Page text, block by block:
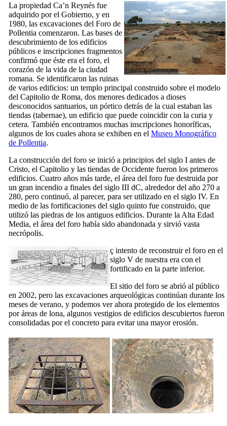
La propiedad Ca’n Reynés fue
adquirido por el Gobierno, y en
1980, las excavaciones del Foro de
Pollentia comenzaron. Las bases de
descubrimiento de los edificios
públicos e inscripciones fragmentos
confirmó que éste era el foro, el
corazón de la vida de la ciudad
romana. Se identificaron las ruinas
de varios edificios: un templo principal construido sobre el modelo
del Capitolio de Roma, dos menores dedicados a dioses
desconocidos santuarios, un pórtico detrás de la cual estaban las
tiendas (tabernae), un edificio que puede coincidir con la curia y
cetera. También encontramos muchas inscripciones honoríficas,
algunos de los cuales ahora se exhiben en el Museo Monográfico
de Pollentia.
La construcción del foro se inició a principios del siglo I antes de
Cristo, el Capitolio y las tiendas de Occidente fueron los primeros
edificios. Cuatro años más tarde, el área del foro fue destruida por
un gran incendio a finales del siglo III dC, alrededor del año 270 a
280, pero continuó, al parecer, para ser utilizado en el siglo IV. En
medio de las fortificaciones del siglo quinto fue construido, que
utilizó las piedras de los antiguos edificios. Durante la Alta Edad
Media, el área del foro había sido abandonada y sirvió vasta
necrópolis.
ç intento de reconstruir el foro en el
siglo V de nuestra era con el
fortificado en la parte inferior.
El sitio del foro se abrió al público
en 2002, pero las excavaciones arqueológicas continúan durante los
meses de verano, y podemos ver ahora protegido de los elementos
por áreas de lona, algunos vestigios de edificios descubiertos fueron
consolidadas por el concreto para evitar una mayor erosión.